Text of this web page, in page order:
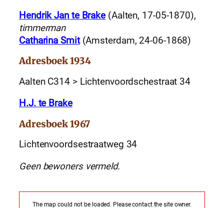
Hendrik Jan te Brake(Aalten, 17-05-1870),
timmerman
Catharina Smit(Amsterdam, 24-06-1868)
Adresboek 1934
Aalten C314 > Lichtenvoordschestraat 34
H.J. te Brake
Adresboek 1967
Lichtenvoordsestraatweg 34
Geen bewoners vermeld.
The map could not be loaded. Please contact the site owner.